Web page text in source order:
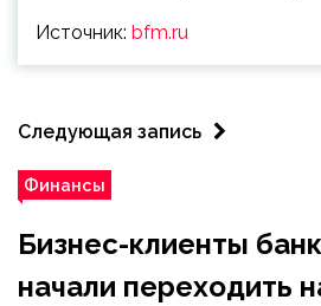
Источник: bfm.ru
Следующая запись
Финансы
Бизнес-клиенты
начали переходить